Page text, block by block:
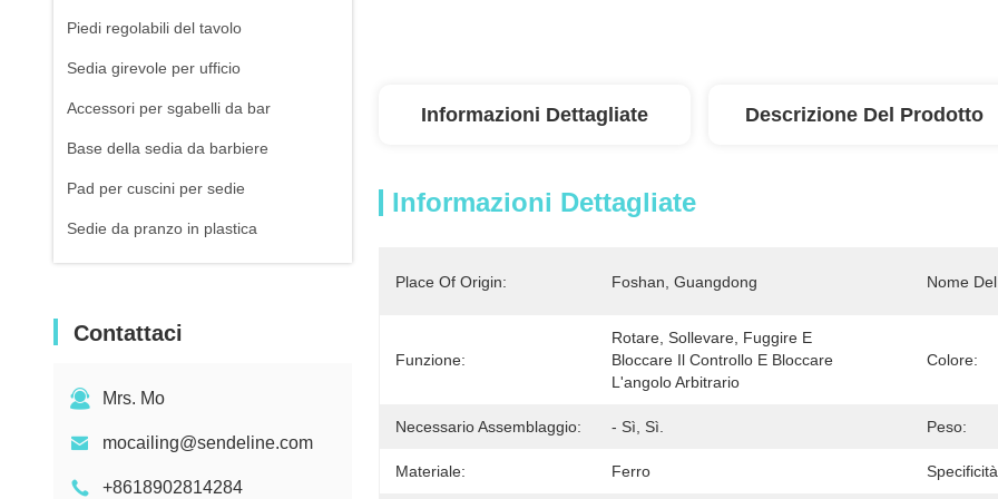
Piedi regolabili del tavolo
Sedia girevole per ufficio
Accessori per sgabelli da bar
Base della sedia da barbiere
Pad per cuscini per sedie
Sedie da pranzo in plastica
divano compresso a vuoto
Contattaci
Mrs. Mo
mocailing@sendeline.com
+8618902814284
Informazioni Dettagliate Descrizione Del Prodotto
Informazioni Dettagliate
Place Of Origin: Foshan, Guangdong Nome
Funzione:
Rotare, Sollevare, Fuggire E
Bloccare Il Controllo E Bloccare
L'angolo Arbitrario
Colore:
Necessario Assemblaggio: - Sì, Sì. Peso:
Materiale: Ferro